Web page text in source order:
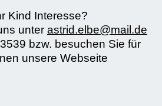
Kind Interesse?
unter astrid.elbe@mail.de
bzw. besuchen Sie für
unsere Webseite